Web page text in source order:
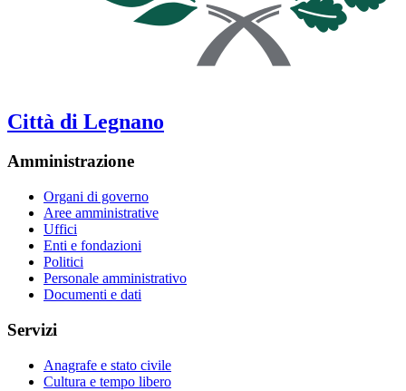
Città di Legnano
Amministrazione
Organi di governo
Aree amministrative
Uffici
Enti e fondazioni
Politici
Personale amministrativo
Documenti e dati
Servizi
Anagrafe e stato civile
Cultura e tempo libero